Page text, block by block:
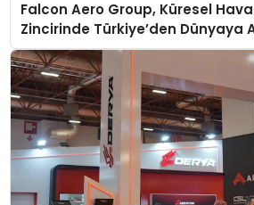
Falcon Aero Group, Küresel
Zincirinde Türkiye’den Dünyaya